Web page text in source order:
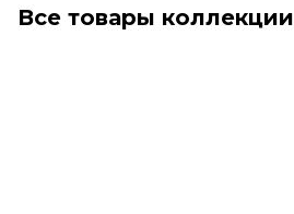
Все товары коллекции